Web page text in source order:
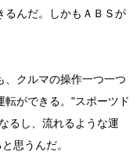
るんだ。しかもＡＢＳが
クルマの操作一つ一つ
ができる。"スポーツド
るし、流れるような運
思うんだ。